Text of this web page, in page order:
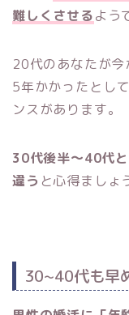
難しくさせるよう
20代のあなたが今
5年かかったとし
ンスがあります。
30代後半〜40代
違う と心得ましょ
30~40代も早